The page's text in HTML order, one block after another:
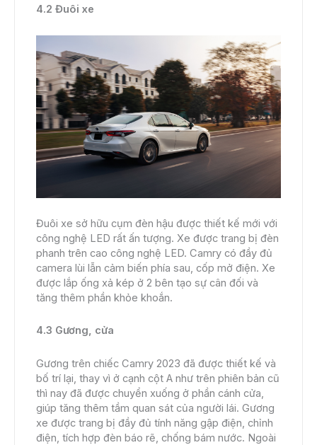
4.2 Đuôi xe
Đuôi xe sở hữu cụm đèn hậu được thiết kế mới với
công nghệ LED rất ấn tượng. Xe được trang bị đèn
phanh trên cao công nghệ LED. Camry có đầy đủ
camera lùi lẫn cảm biến phía sau, cốp mở điện. Xe
được lắp ống xả kép ở 2 bên tạo sự cân đối và
tăng thêm phần khỏe khoắn.
4.3 Gương, cửa
Gương trên chiếc Camry 2023 đã được thiết kế và
bố trí lại, thay vì ở cạnh cột A như trên phiên bản cũ
thì nay đã được chuyển xuống ở phần cánh cửa,
giúp tăng thêm tầm quan sát của người lái. Gương
xe được trang bị đầy đủ tính năng gập điện, chỉnh
điện, tích hợp đèn báo rẽ, chống bám nước. Ngoài